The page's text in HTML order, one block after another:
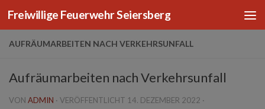
Zum Inhalt springen
Freiwillige Feuerwehr Seiersberg
AUFRÄUMARBEITEN NACH VERKEHRSUNFALL
Aufräumarbeiten nach Verkehrsunfall
VON ADMIN · VERÖFFENTLICHT 14. DEZEMBER 2022 ·